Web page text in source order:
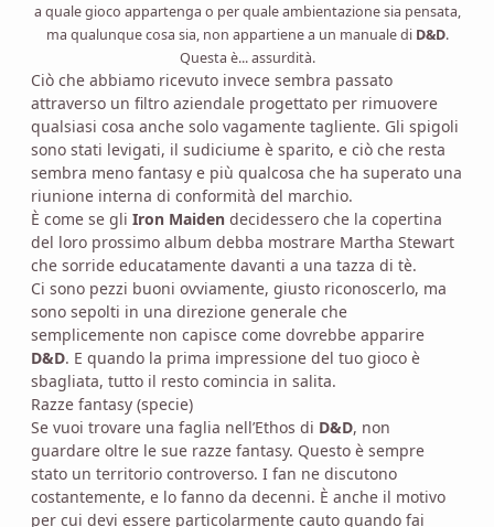
a quale gioco appartenga o per quale ambientazione sia pensata,
ma qualunque cosa sia, non appartiene a un manuale di D&D.
Questa è... assurdità.
Ciò che abbiamo ricevuto invece sembra passato
attraverso un filtro aziendale progettato per rimuovere
qualsiasi cosa anche solo vagamente tagliente. Gli spigoli
sono stati levigati, il sudiciume è sparito, e ciò che resta
sembra meno fantasy e più qualcosa che ha superato una
riunione interna di conformità del marchio.
È come se gli Iron Maiden decidessero che la copertina
del loro prossimo album debba mostrare Martha Stewart
che sorride educatamente davanti a una tazza di tè.
Ci sono pezzi buoni ovviamente, giusto riconoscerlo, ma
sono sepolti in una direzione generale che
semplicemente non capisce come dovrebbe apparire
D&D. E quando la prima impressione del tuo gioco è
sbagliata, tutto il resto comincia in salita.
Razze fantasy (specie)
Se vuoi trovare una faglia nell’Ethos di D&D, non
guardare oltre le sue razze fantasy. Questo è sempre
stato un territorio controverso. I fan ne discutono
costantemente, e lo fanno da decenni. È anche il motivo
per cui devi essere particolarmente cauto quando fai